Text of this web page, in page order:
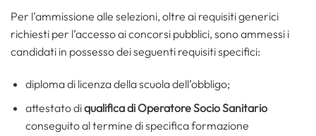
Per l’ammissione alle selezioni, oltre ai requisiti generici
richiesti per l’accesso ai concorsi pubblici, sono ammessi i
candidati in possesso dei seguenti requisiti specifici:
diploma di licenza della scuola dell’obbligo;
attestato diqualifica di Operatore Socio Sanitario
conseguito al termine di specifica formazione